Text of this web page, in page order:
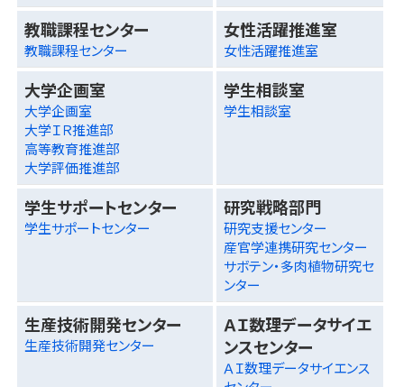
教職課程センター
教職課程センター
女性活躍推進室
女性活躍推進室
大学企画室
大学企画室
大学ＩＲ推進部
高等教育推進部
大学評価推進部
学生相談室
学生相談室
学生サポートセンター
学生サポートセンター
研究戦略部門
研究支援センター
産官学連携研究センター
サボテン・多肉植物研究セ
ンター
生産技術開発センター
生産技術開発センター
ＡＩ数理データサイエ
ンスセンター
ＡＩ数理データサイエンス